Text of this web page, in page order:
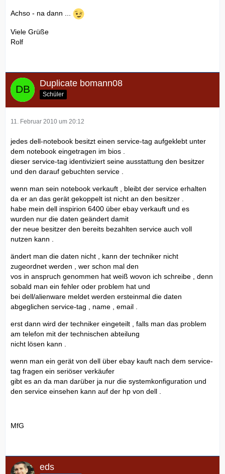
Achso - na dann ...
Viele Grüße
Rolf
Duplicate bomann08
Schüler
11. Februar 2010 um 20:12
jedes dell-notebook besitzt einen service-tag aufgeklebt unter
dem notebook eingetragen im bios .
dieser service-tag identiviziert seine ausstattung den besitzer
und den darauf gebuchten service .
wenn man sein notebook verkauft , bleibt der service erhalten
da er an das gerät gekoppelt ist nicht an den besitzer .
habe mein dell inspirion 6400 über ebay verkauft und es
wurden nur die daten geändert damit
der neue besitzer den bereits bezahlten service auch voll
nutzen kann .
ändert man die daten nicht , kann der techniker nicht
zugeordnet werden , wer schon mal den
vos in anspruch genommen hat weiß wovon ich schreibe , denn
sobald man ein fehler oder problem hat und
bei dell/alienware meldet werden ersteinmal die daten
abgeglichen service-tag , name , email .
erst dann wird der techniker eingeteilt , falls man das problem
am telefon mit der technischen abteilung
nicht lösen kann .
wenn man ein gerät von dell über ebay kauft nach dem service-
tag fragen ein seriöser verkäufer
gibt es an da man darüber ja nur die systemkonfiguration und
den service einsehen kann auf der hp von dell .
MfG
eds